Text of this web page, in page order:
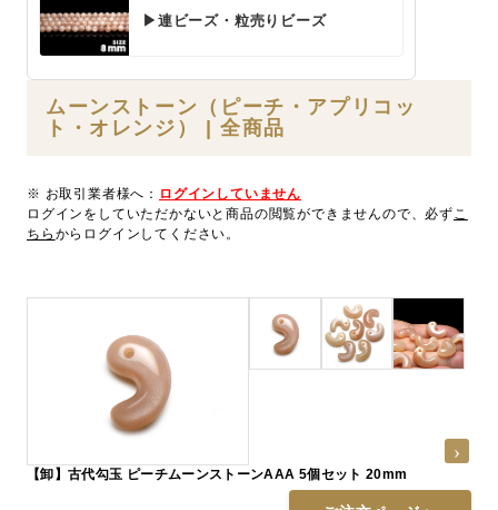
▶連ビーズ・粒売りビーズ
ムーンストーン（ピーチ・アプリコッ
ト・オレンジ） | 全商品
※ お取引業者様へ： ログインしていません
ログインをしていただかないと商品の閲覧ができませんので、必ずこ
ちら からログインしてください。
【卸】古代勾玉 ピーチムーンストーンAAA 5個セット 20mm